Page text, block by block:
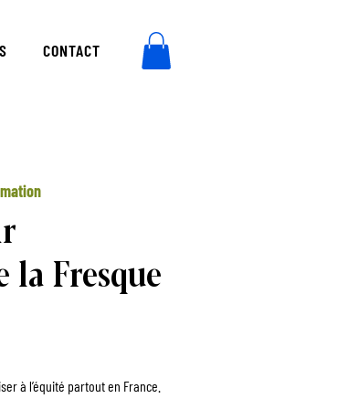
CONTACT
Fresque
à l’équité partout en France.